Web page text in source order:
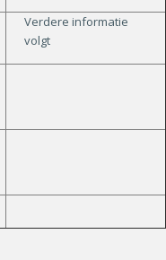
Verdere informatie
volgt